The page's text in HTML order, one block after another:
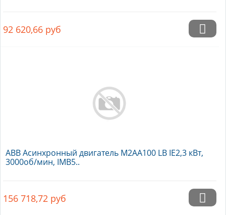
92 620,66 руб
ABB Асинхронный двигатель M2AA100 LB IE2,3 кВт,
3000об/мин, IMB5..
156 718,72 руб